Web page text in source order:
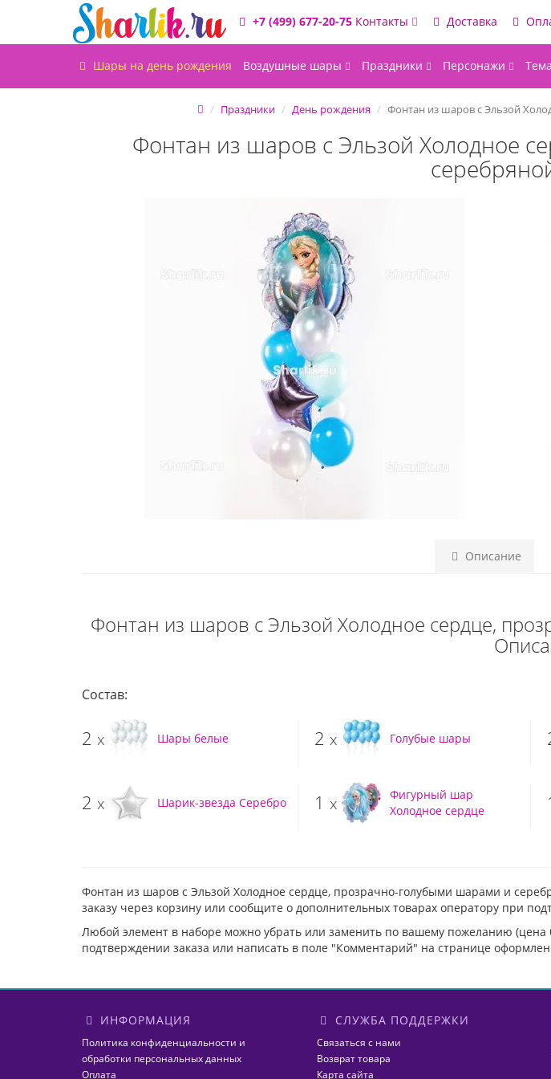
+7 (499) 677-20-75 Контакты Доставка
Шары на день рождения Воздушные шары Праздники Персонажи
Праздники День рождения Фонтан из шаров с Эльзой
Фонтан из шаров с Эльзой Холодное
Описание
Фонтан из шаров с Эльзой Холодное сердце,
Состав:
2 x Шары белые 2 x Голубые шары
2 x Шарик-звезда Серебро 1 x
Фигурный шар
Холодное сердце
Фонтан из шаров с Эльзой Холодное сердце, прозрачно-голубыми шарами и
заказу через корзину или сообщите о дополнительных товарах оператору при
Любой элемент в наборе можно убрать или заменить по вашему пожеланию
подтверждении заказа или написать в поле "Комментарий" на странице
ИНФОРМАЦИЯ
Политика конфиденциальности и
обработки персональных данных
Оплата
СЛУЖБА ПОДДЕРЖКИ
Связаться с нами
Возврат товара
Карта сайта